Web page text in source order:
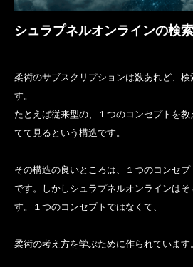
シュラプネルオンラインの検
柔術のサブスクリプションは数あれど、
す。
たとえば従来型の、１つのコンセプトを
てて見るという構造です。
その構造の良いところは、１つのコンセ
です。しかしシュラプネルオンラインはそ
す。１つのコンセプトではなくて、
柔術の考え方を学ぶために作られています。